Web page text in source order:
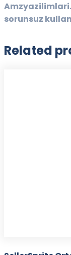
sorunsuz
Related